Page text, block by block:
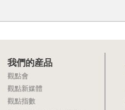
我們的産品
觀點會
觀點新媒體
觀點指數